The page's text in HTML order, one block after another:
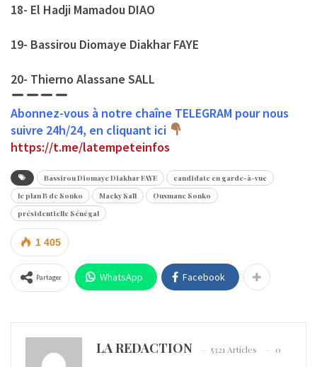
18- El Hadji Mamadou DIAO
19- Bassirou Diomaye Diakhar FAYE
20- Thierno Alassane SALL
Abonnez-vous à notre chaîne TELEGRAM pour nous
suivre 24h/24, en cliquant ici
https://t.me/latempeteinfos
Bassirou Diomaye Diakhar FAYE
candidate en garde-à-vue
le plan B de Sonko
Macky Sall
Ousmane Sonko
présidentielle Sénégal
1 405
Partager WhatsApp Facebook
LA REDACTION 5321 Articles
0